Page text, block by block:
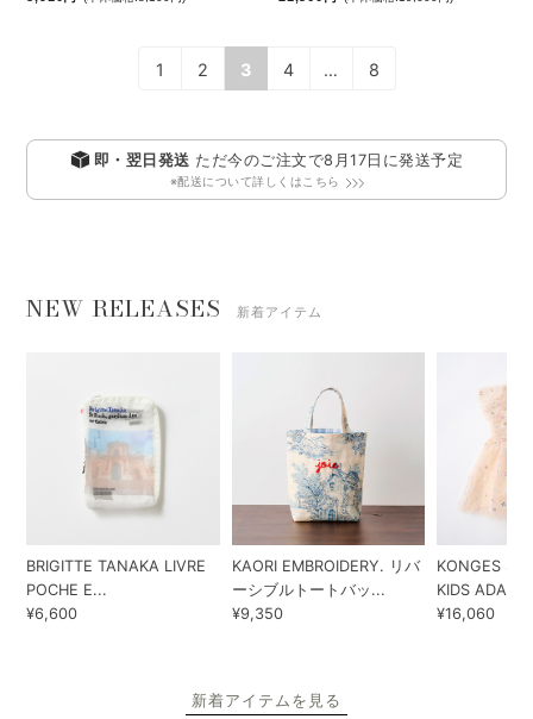
1 2 3 4 … 8
即・翌日発送 ただ今のご注文で8月17日 に発送予定
※配送について詳しくはこちら
NEW RELEASES 新着アイテム
BRIGITTE TANAKA LIVRE
POCHE E...
¥6,600
KAORI EMBROIDERY. リバ
ーシブルトートバッ...
¥9,350
KONGES
KIDS ADA...
¥16,060
新着アイテムを見る